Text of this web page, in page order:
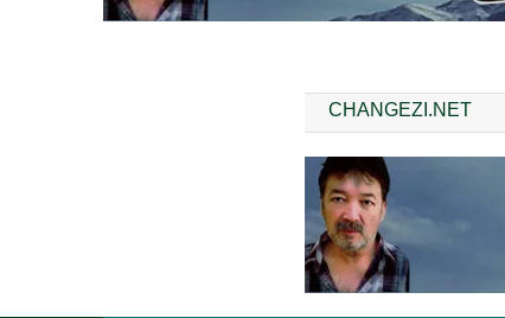
CHANGEZI.NET